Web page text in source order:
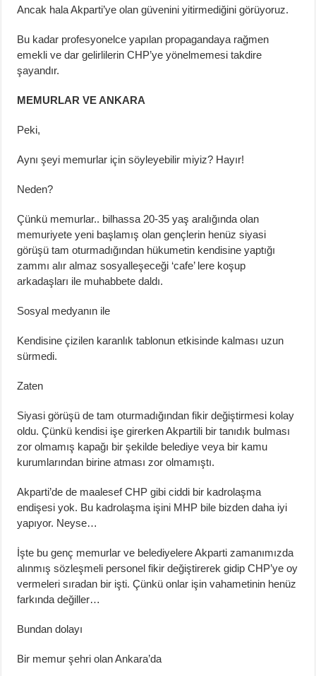
Ancak hala Akparti’ye olan güvenini yitirmediğini görüyoruz.
Bu kadar profesyonelce yapılan propagandaya rağmen
emekli ve dar gelirlilerin CHP’ye yönelmemesi takdire
şayandır.
MEMURLAR VE ANKARA
Peki,
Aynı şeyi memurlar için söyleyebilir miyiz? Hayır!
Neden?
Çünkü memurlar.. bilhassa 20-35 yaş aralığında olan
memuriyete yeni başlamış olan gençlerin henüz siyasi
görüşü tam oturmadığından hükumetin kendisine yaptığı
zammı alır almaz sosyalleşeceği ‘cafe’ lere koşup
arkadaşları ile muhabbete daldı.
Sosyal medyanın ile
Kendisine çizilen karanlık tablonun etkisinde kalması uzun
sürmedi.
Zaten
Siyasi görüşü de tam oturmadığından fikir değiştirmesi kolay
oldu. Çünkü kendisi işe girerken Akpartili bir tanıdık bulması
zor olmamış kapağı bir şekilde belediye veya bir kamu
kurumlarından birine atması zor olmamıştı.
Akparti’de de maalesef CHP gibi ciddi bir kadrolaşma
endişesi yok. Bu kadrolaşma işini MHP bile bizden daha iyi
yapıyor. Neyse…
İşte bu genç memurlar ve belediyelere Akparti zamanımızda
alınmış sözleşmeli personel fikir değiştirerek gidip CHP’ye oy
vermeleri sıradan bir işti. Çünkü onlar işin vahametinin henüz
farkında değiller…
Bundan dolayı
Bir memur şehri olan Ankara’da